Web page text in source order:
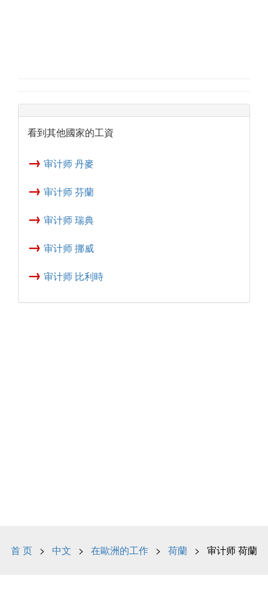
看到其他國家的工資
→ 审计师 丹麥
→ 审计师 芬蘭
→ 审计师 瑞典
→ 审计师 挪威
→ 审计师 比利時
首 页 > 中文 > 在歐洲的工作 > 荷蘭 > 审计师 荷蘭